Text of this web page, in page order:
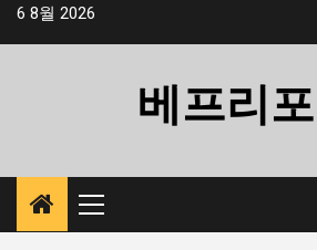
Skip6 8월 2026
베프리
Primary
Menu